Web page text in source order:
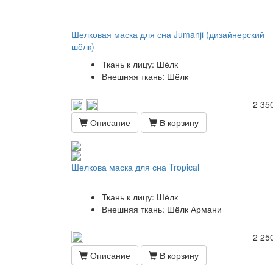
Шелковая маска для сна Jumanji (дизайнерский
шёлк)
Ткань к лицу: Шёлк
Внешняя ткань: Шёлк
2
Описание
В корзину
Шелкова маска для сна Tropical
Ткань к лицу: Шёлк
Внешняя ткань: Шёлк Армани
2
Описание
В корзину